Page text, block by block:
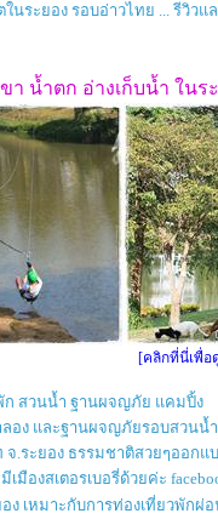
ในระยอง รอบอ่าวไทย ... รีวิว
า น้ำตก อ่างเก็บน้ำ ในร
[คลิกที่นี่เพื่อ
ก สวนน้ำ ฐานผจญภัย แคมปิ้ง
ละฐานผจญภัยรอบสวนน้ำ
จ.ระยอง ธรรมชาติสวยๆออกแ
รเบอรี่ด้วยค่ะ
ยอง เหมาะกับการท่องเที่ยวพั